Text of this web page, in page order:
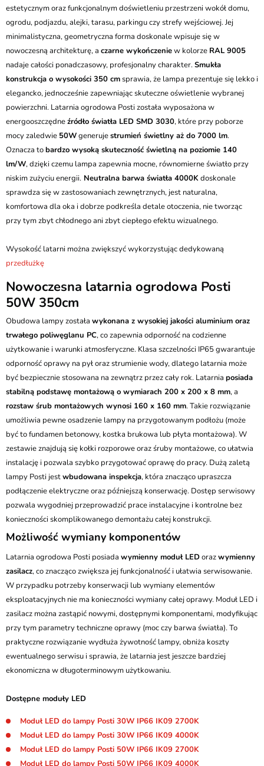
estetycznym oraz funkcjonalnym doświetleniu przestrzeni wokół domu,
ogrodu, podjazdu, alejki, tarasu, parkingu czy strefy wejściowej. Jej
minimalistyczna, geometryczna forma doskonale wpisuje się w
nowoczesną architekturę, a czarne wykończeniew kolorze RAL 9005
nadaje całości ponadczasowy, profesjonalny charakter.Smukła
konstrukcja o wysokości 350 cmsprawia, że lampa prezentuje się lekko i
elegancko, jednocześnie zapewniając skuteczne oświetlenie wybranej
powierzchni. Latarnia ogrodowa Posti została wyposażona w
energooszczędneźródło światła LED SMD 3030, które przy poborze
mocy zaledwie 50Wgenerujestrumień świetlny aż do 7000 lm.
Oznacza tobardzo wysoką skuteczność świetlną na poziomie 140
lm/W, dzięki czemu lampa zapewnia mocne, równomierne światło przy
niskim zużyciu energii. Neutralna barwa światła 4000K doskonale
sprawdza się w zastosowaniach zewnętrznych, jest naturalna,
komfortowa dla oka i dobrze podkreśla detale otoczenia, nie tworząc
przy tym zbyt chłodnego ani zbyt ciepłego efektu wizualnego.
Wysokość latarni można zwiększyć wykorzystując dedykowaną
przedłużkę
Nowoczesna latarnia ogrodowa Posti
50W 350cm
Obudowa lampy została wykonana z wysokiej jakości aluminium oraz
trwałego poliwęglanu PC, co zapewnia odporność na codzienne
użytkowanie i warunki atmosferyczne. Klasa szczelności IP65 gwarantuje
odporność oprawy na pył oraz strumienie wody, dlatego latarnia może
być bezpiecznie stosowana na zewnątrz przez cały rok. Latarnia posiada
stabilną podstawę montażową o wymiarach 200 x 200 x 8 mm, a
rozstaw śrub montażowych wynosi 160 x 160 mm. Takie rozwiązanie
umożliwia pewne osadzenie lampy na przygotowanym podłożu (może
być to fundamen betonowy, kostka brukowa lub płyta montażowa). W
zestawie znajdują się kołki rozporowe oraz śruby montażowe, co ułatwia
instalację i pozwala szybko przygotować oprawę do pracy. Dużą zaletą
lampy Posti jestwbudowana inspekcja, która znacząco upraszcza
podłączenie elektryczne oraz późniejszą konserwację. Dostęp serwisowy
pozwala wygodniej przeprowadzić prace instalacyjne i kontrolne bez
konieczności skomplikowanego demontażu całej konstrukcji.
Możliwość wymiany komponentów
Latarnia ogrodowa Posti posiada wymienny moduł LEDorazwymienny
zasilacz, co znacząco zwiększa jej funkcjonalność i ułatwia serwisowanie.
W przypadku potrzeby konserwacji lub wymiany elementów
eksploatacyjnych nie ma konieczności wymiany całej oprawy. Moduł LED i
zasilacz można zastąpić nowymi, dostępnymi komponentami, modyfikując
przy tym parametry techniczne oprawy (moc czy barwa światła). To
praktyczne rozwiązanie wydłuża żywotność lampy, obniża koszty
ewentualnego serwisu i sprawia, że latarnia jest jeszcze bardziej
ekonomiczna w długoterminowym użytkowaniu.
Dostępne moduły LED
Moduł LED do lampy Posti 30W IP66 IK09 2700K
Moduł LED do lampy Posti 30W IP66 IK09 4000K
Moduł LED do lampy Posti 50W IP66 IK09 2700K
Moduł LED do lampy Posti 50W IP66 IK09 4000K